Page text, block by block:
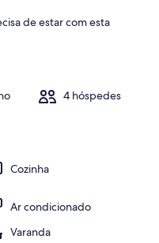
de estar com esta
4 hóspedes
Cozinha
Ar condicionado
Varanda